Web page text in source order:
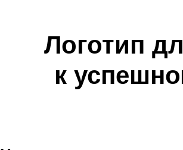
Логотип
к